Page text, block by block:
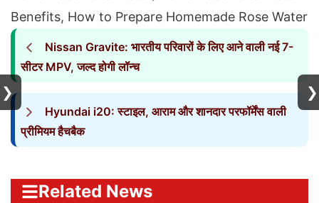
Benefits, How to Prepare Homemade Rose Water
Nissan Gravite: भारतीय परिवारों के लिए आने वाली नई 7-
सीटर MPV, जल्द होगी लॉन्च
Hyundai i20: स्टाइल, आराम और शानदार परफॉर्मेंस वाली
प्रीमियम हैचबैक
Related News
❯ ❯